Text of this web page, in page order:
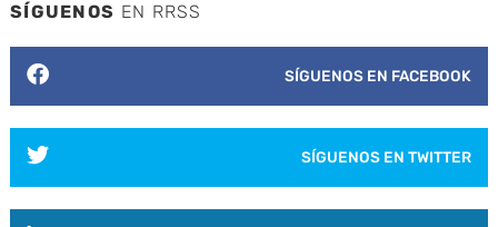
SÍGUENOS EN RRSS
SÍGUENOS EN FACEBOOK
SÍGUENOS EN TWITTER